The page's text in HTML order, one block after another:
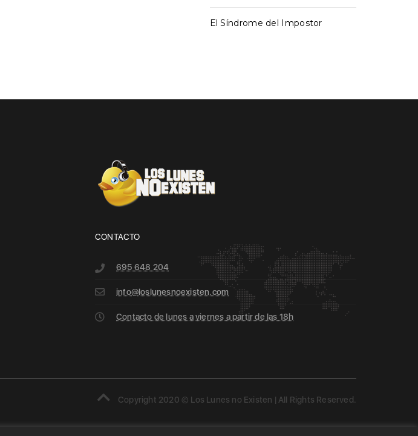
El Síndrome del Impostor
CONTACTO
695 648 204
info@loslunesnoexisten.com
Contacto de lunes a viernes a partir de las 18h
Copyright 2020 © Los Lunes no Existen | All Rights Reserved.